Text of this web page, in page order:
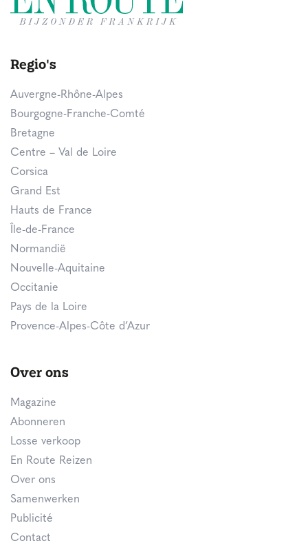
Regio's
Auvergne-Rhône-Alpes
Bourgogne-Franche-Comté
Bretagne
Centre – Val de Loire
Corsica
Grand Est
Hauts de France
Île-de-France
Normandië
Nouvelle-Aquitaine
Occitanie
Pays de la Loire
Provence-Alpes-Côte d’Azur
Over ons
Magazine
Abonneren
Losse verkoop
En Route Reizen
Over ons
Samenwerken
Publicité
Contact